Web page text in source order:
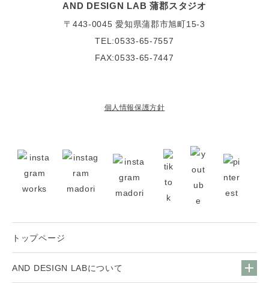
AND DESIGN LAB 蒲郡スタジオ
〒443-0045 愛知県蒲郡市旭町15-3
TEL:0533-65-7557
FAX:0533-65-7447
個人情報保護方針
トップページ
AND DESIGN LABについて